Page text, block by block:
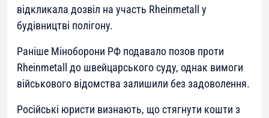
відкликала дозвіл на участь Rheinmetall у
будівництві полігону.
Раніше Міноборони РФ подавало позов проти
Rheinmetall до швейцарського суду, однак вимоги
військового відомства залишили без задоволення.
Російські юристи визнають, що стягнути кошти з